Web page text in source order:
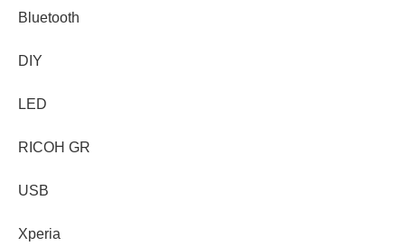
Bluetooth
DIY
LED
RICOH GR
USB
Xperia